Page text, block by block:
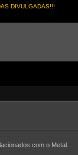
DIVULGADAS!!!
com o Metal.